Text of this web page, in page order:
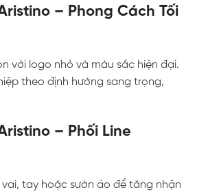
– Phong Cách Tối
với logo nhỏ và màu sắc hiện đại.
theo định hướng sang trọng,
– Phối Line
vai, tay hoặc sườn áo để tăng nhận